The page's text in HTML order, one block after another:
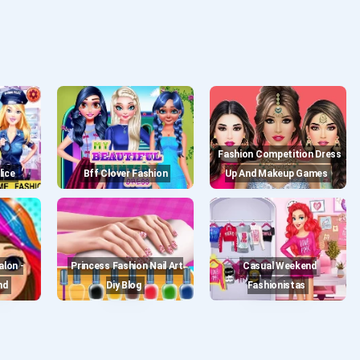
Bff Clover Fashion
Fashion Competition Dress
Up And Makeup Games
Princess Fashion Nail Art
Diy Blog
Casual Weekend
Fashionistas